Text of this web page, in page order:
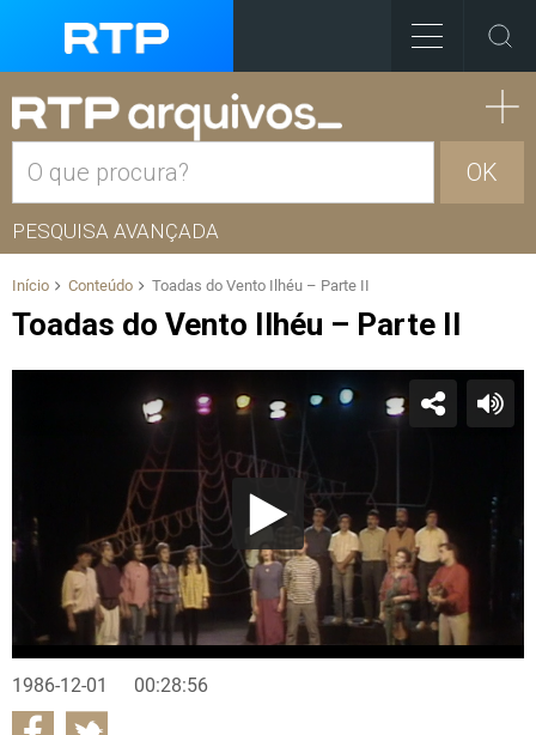
OK
PESQUISA AVANÇADA
Início Conteúdo Toadas do Vento Ilhéu – Parte II
Toadas do Vento Ilhéu – Parte II
1986-12-01 00:28:56